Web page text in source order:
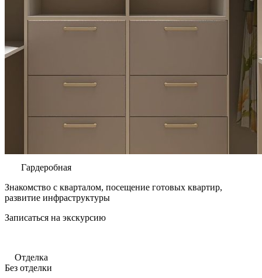
Гардеробная
Знакомство с кварталом, посещение готовых квартир,
развитие инфраструктуры
Записаться на экскурсию
Отделка
Без отделки